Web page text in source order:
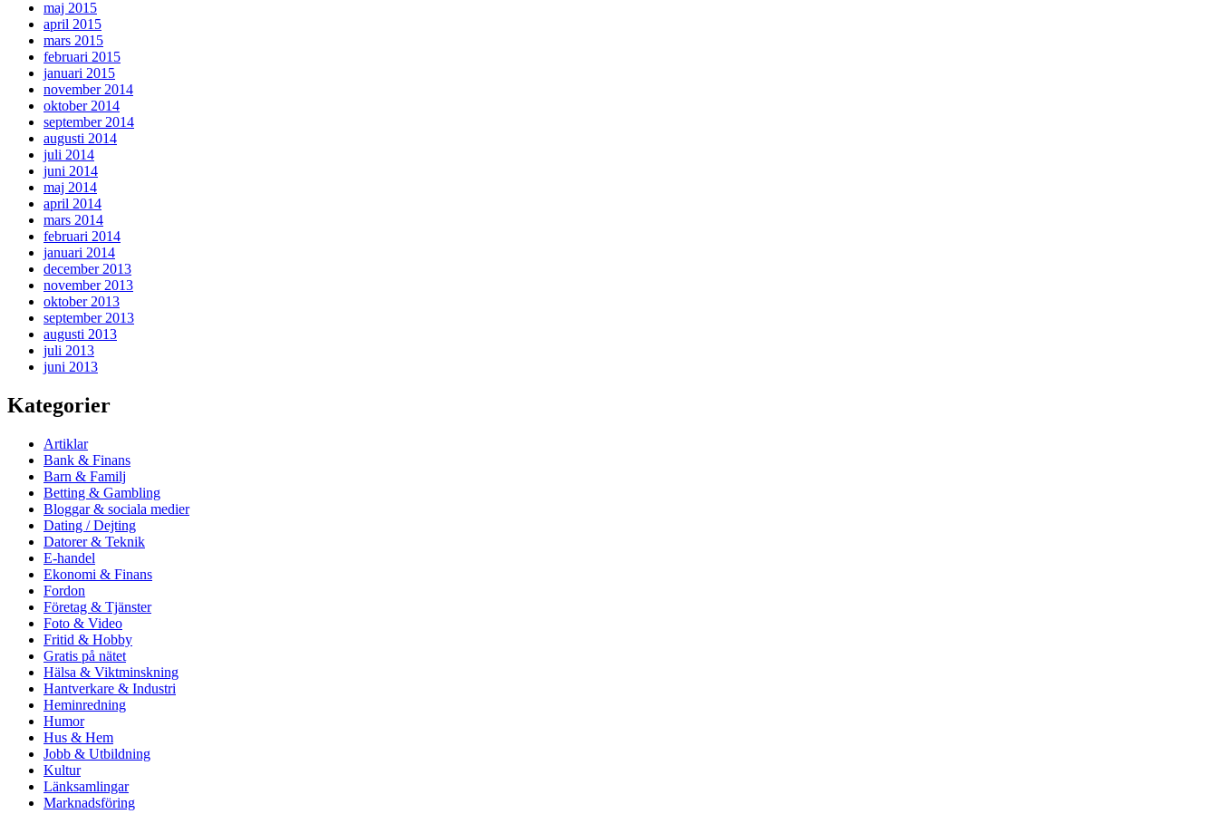
maj 2015
april 2015
mars 2015
februari 2015
januari 2015
november 2014
oktober 2014
september 2014
augusti 2014
juli 2014
juni 2014
maj 2014
april 2014
mars 2014
februari 2014
januari 2014
december 2013
november 2013
oktober 2013
september 2013
augusti 2013
juli 2013
juni 2013
Kategorier
Artiklar
Bank & Finans
Barn & Familj
Betting & Gambling
Bloggar & sociala medier
Dating / Dejting
Datorer & Teknik
E-handel
Ekonomi & Finans
Fordon
Företag & Tjänster
Foto & Video
Fritid & Hobby
Gratis på nätet
Hälsa & Viktminskning
Hantverkare & Industri
Heminredning
Humor
Hus & Hem
Jobb & Utbildning
Kultur
Länksamlingar
Marknadsföring